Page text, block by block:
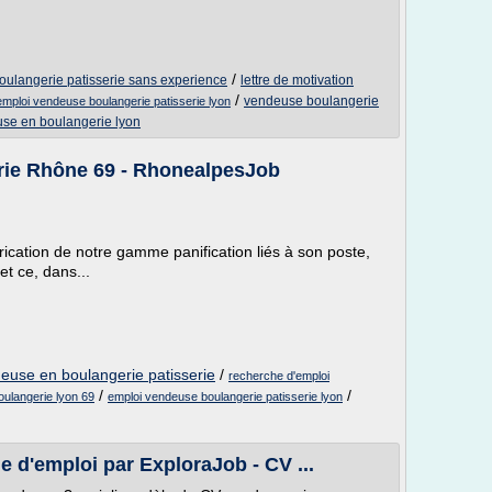
patisserie sans experience / lettre de motivation
vendeuse boulangerie patisserie lyon / vendeuse boulangerie
en boulangerie lyon
Rhône 69 - RhonealpesJob
de notre gamme panification liés à son poste,
ce, dans...
en boulangerie patisserie / recherche d'emploi
lyon 69 / emploi vendeuse boulangerie patisserie lyon /
d'emploi par ExploraJob - CV ...